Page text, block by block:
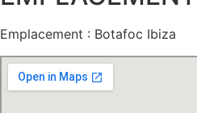
Emplacement : Botafoc Ibiza